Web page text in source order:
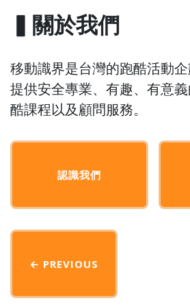
▍關於我們
移動識界是台灣的跑酷活動企
提供安全專業、有趣、有意
酷課程以及顧問服務。
認識我們
← PREVIOUS